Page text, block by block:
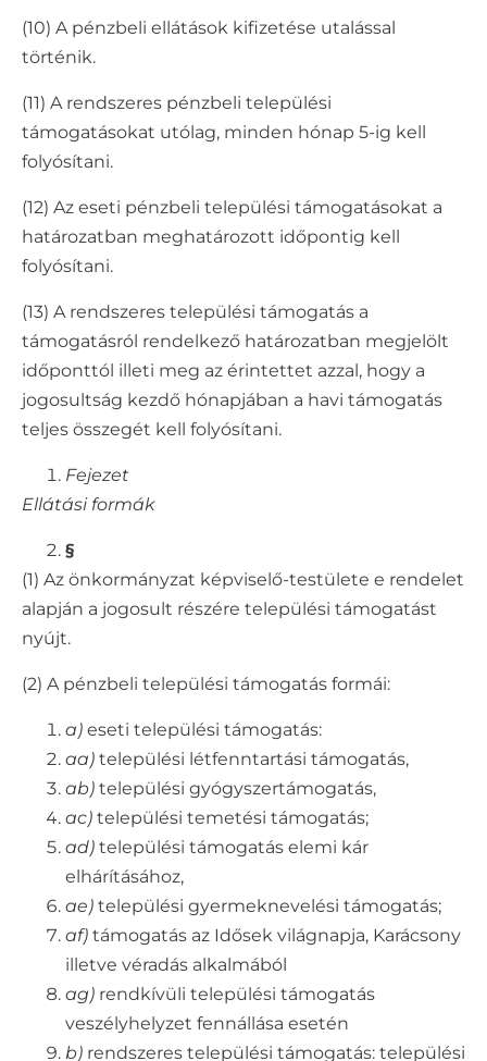
(10) A pénzbeli ellátások kifizetése utalással
történik.
(11) A rendszeres pénzbeli települési
támogatásokat utólag, minden hónap 5-ig kell
folyósítani.
(12) Az eseti pénzbeli települési támogatásokat a
határozatban meghatározott időpontig kell
folyósítani.
(13) A rendszeres települési támogatás a
támogatásról rendelkező határozatban megjelölt
időponttól illeti meg az érintettet azzal, hogy a
jogosultság kezdő hónapjában a havi támogatás
teljes összegét kell folyósítani.
Fejezet
Ellátási formák
§
(1) Az önkormányzat képviselő-testülete e rendelet
alapján a jogosult részére települési támogatást
nyújt.
(2) A pénzbeli települési támogatás formái:
a) eseti települési támogatás:
aa) települési létfenntartási támogatás,
ab) települési gyógyszertámogatás,
ac) települési temetési támogatás;
ad) települési támogatás elemi kár
elhárításához,
ae) települési gyermeknevelési támogatás;
af) támogatás az Idősek világnapja, Karácsony
illetve véradás alkalmából
ag) rendkívüli települési támogatás
veszélyhelyzet fennállása esetén
b) rendszeres települési támogatás: települési